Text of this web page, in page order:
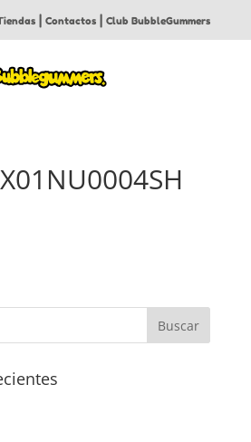
|Contactos |Club BubbleGummers